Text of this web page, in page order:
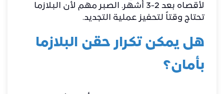
لأقصاه بعد 2-3 أشهر. الصبر مهم لأن البلازما
تحتاج وقتاً لتحفيز عملية التجديد.
هل يمكن تكرار حقن البلازما
بأمان؟